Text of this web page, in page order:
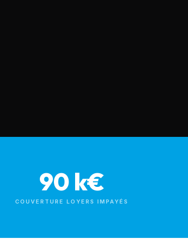
90 k€
COUVERTURE LOYERS IMPAYÉS